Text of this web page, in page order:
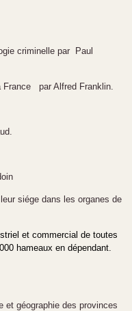
criminelle par Paul
France par Alfred Franklin.
siége dans les organes de
et commercial de toutes
hameaux en dépendant.
et géographie des provinces